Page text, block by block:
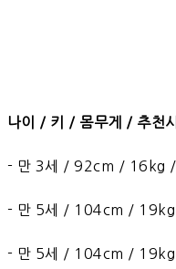
나이 / 키 / 몸무게 / 추천
- 만 3세 / 92cm / 16kg /
- 만 5세 / 104cm /
- 만 5세 / 104cm / 19kg